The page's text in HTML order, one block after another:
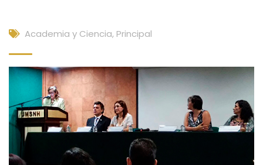
Academia y Ciencia, Principal